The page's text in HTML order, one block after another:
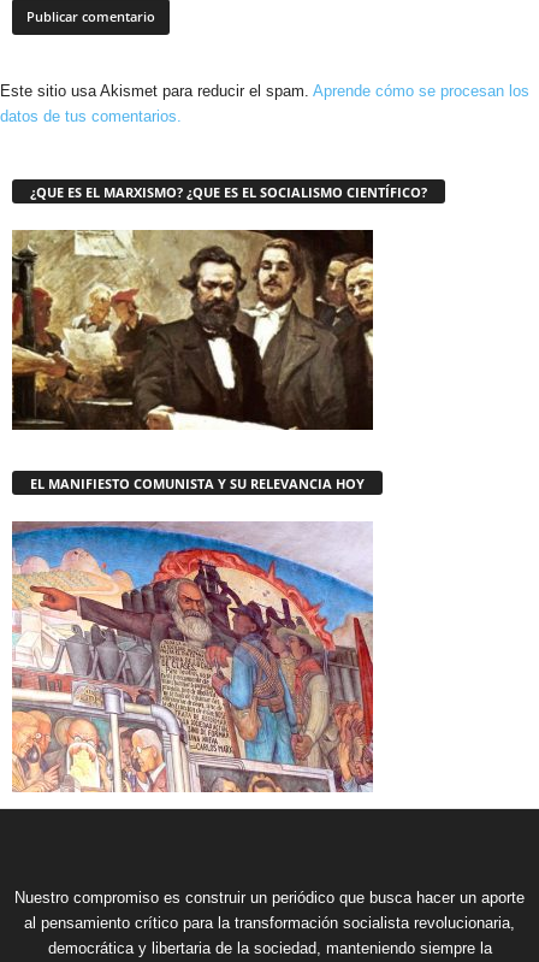
Este sitio usa Akismet para reducir el spam. Aprende cómo se procesan los
datos de tus comentarios.
¿QUE ES EL MARXISMO? ¿QUE ES EL SOCIALISMO CIENTÍFICO?
EL MANIFIESTO COMUNISTA Y SU RELEVANCIA HOY
Nuestro compromiso es construir un periódico que busca hacer un aporte
al pensamiento crítico para la transformación socialista revolucionaria,
democrática y libertaria de la sociedad, manteniendo siempre la